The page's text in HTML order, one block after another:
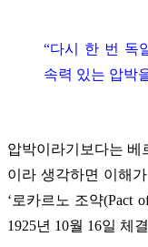
“다시 한 번 독
속력 있는 압박
압박이라기보다는 베
이라 생각하면 이해
‘로카르노 조약(Pact
1925년 10월 16일 체